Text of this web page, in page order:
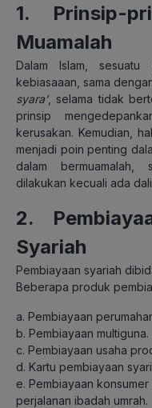
1. Prinsip-
Muamalah
Dalam Islam,
kebiasaaan, sama
syara’, selama tidak
prinsip
kerusakan. Kemudian,
menjadi poin penting
dalam bermuamalah,
dilakukan kecuali ada
2.
Syariah
Pembiayaan syariah
Beberapa produk
a. Pembiayaan
b. Pembiayaan multiguna.
c. Pembiayaan usaha
d. Kartu pembiayaan
e. Pembiayaan
perjalanan ibadah umrah.